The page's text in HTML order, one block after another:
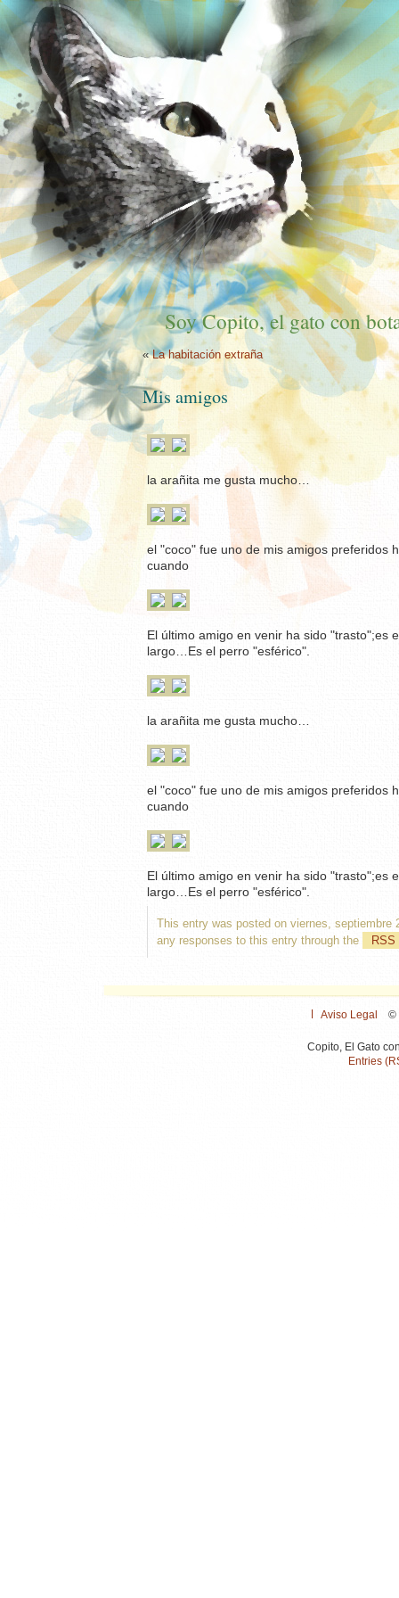
Soy Copito, el gato con
«La habitación extraña
Mis amigos
la arañita me gusta mucho…
el "coco" fue uno de mis amigos preferidos
cuando
El último amigo en venir ha sido "trasto";es
largo…Es el perro "esférico".
la arañita me gusta mucho…
el "coco" fue uno de mis amigos preferidos
cuando
El último amigo en venir ha sido "trasto";es
largo…Es el perro "esférico".
This entry was posted on viernes,
any responses to this entry through the
RSS
Aviso Legal ©
Copito, El Gato
Entries